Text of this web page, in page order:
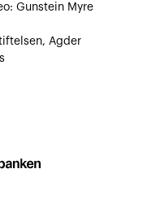
Gunstein Myre
Agder